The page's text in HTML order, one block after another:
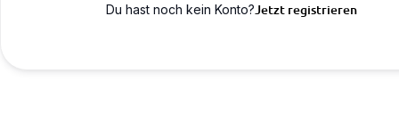
Du hast noch kein Konto?Jetzt registrieren